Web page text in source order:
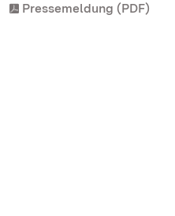
Pressemeldung (PDF)